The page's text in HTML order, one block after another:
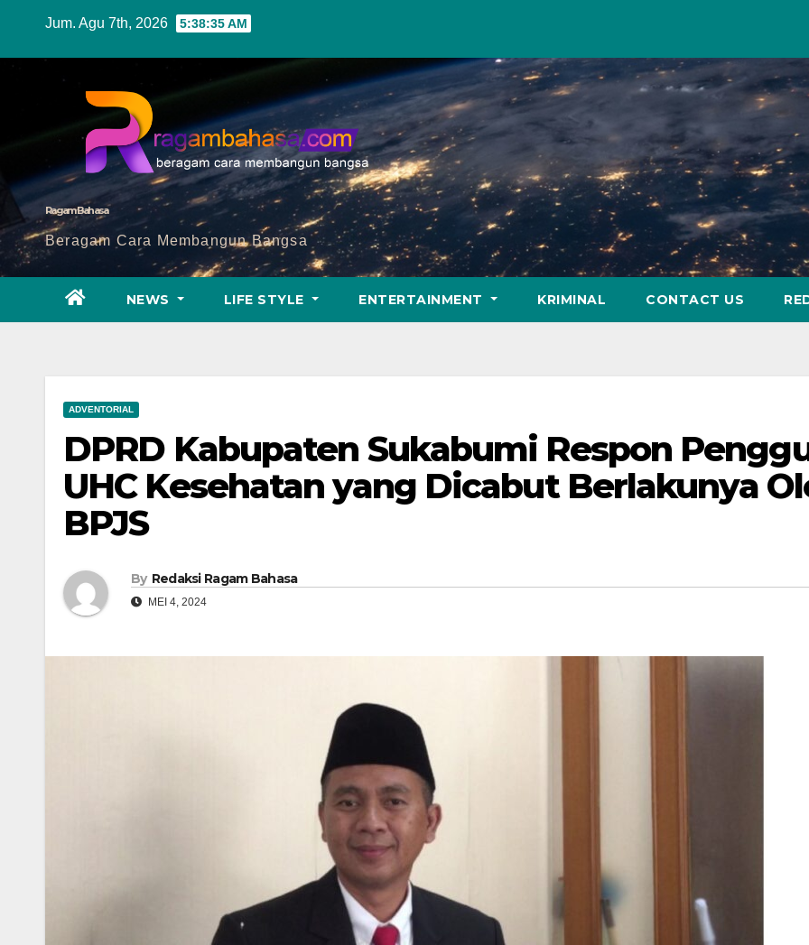
Jum. Agu 7th, 2026 5:38:37 AM
Ragam Bahasa
Beragam Cara Membangun Bangsa
NEWS LIFE STYLE ENTERTAINMENT KRIMINAL CONTACT US
ADVENTORIAL
DPRD Kabupaten Sukabumi Respon
UHC Kesehatan yang Dicabut Berlakunya
BPJS
By Redaksi Ragam Bahasa
MEI 4, 2024